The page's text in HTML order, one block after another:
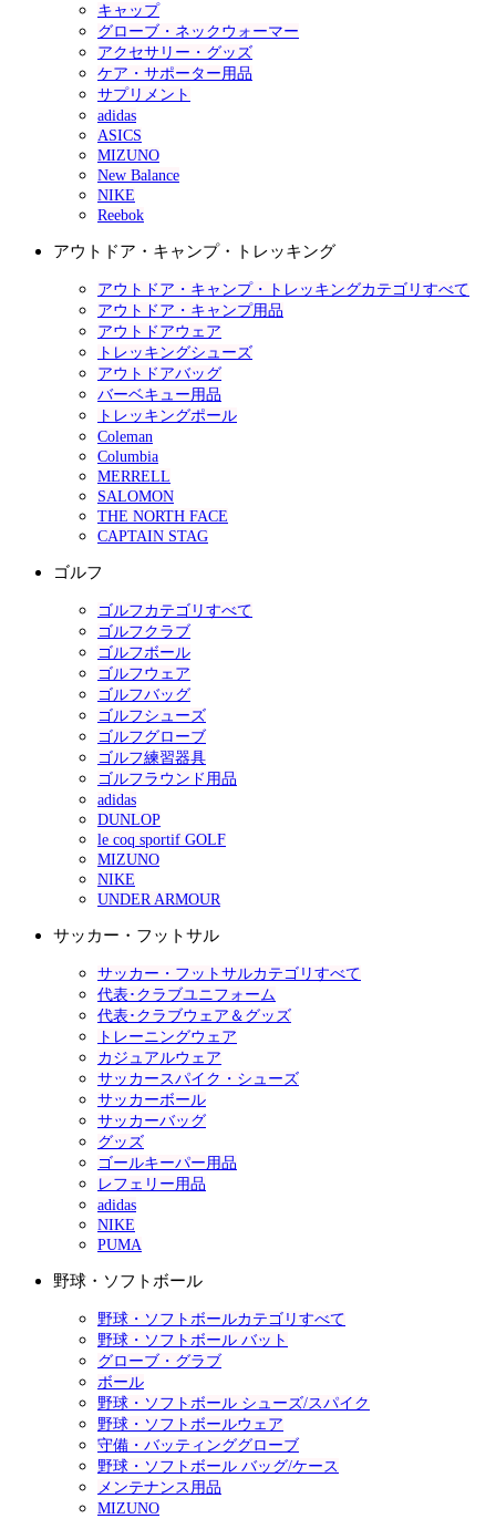
キャップ
グローブ・ネックウォーマー
アクセサリー・グッズ
ケア・サポーター用品
サプリメント
adidas
ASICS
MIZUNO
New Balance
NIKE
Reebok
アウトドア・キャンプ・トレッキング
アウトドア・キャンプ・トレッキングカテゴリすべて
アウトドア・キャンプ用品
アウトドアウェア
トレッキングシューズ
アウトドアバッグ
バーベキュー用品
トレッキングポール
Coleman
Columbia
MERRELL
SALOMON
THE NORTH FACE
CAPTAIN STAG
ゴルフ
ゴルフカテゴリすべて
ゴルフクラブ
ゴルフボール
ゴルフウェア
ゴルフバッグ
ゴルフシューズ
ゴルフグローブ
ゴルフ練習器具
ゴルフラウンド用品
adidas
DUNLOP
le coq sportif GOLF
MIZUNO
NIKE
UNDER ARMOUR
サッカー・フットサル
サッカー・フットサルカテゴリすべて
代表･クラブユニフォーム
代表･クラブウェア＆グッズ
トレーニングウェア
カジュアルウェア
サッカースパイク・シューズ
サッカーボール
サッカーバッグ
グッズ
ゴールキーパー用品
レフェリー用品
adidas
NIKE
PUMA
野球・ソフトボール
野球・ソフトボールカテゴリすべて
野球・ソフトボール バット
グローブ・グラブ
ボール
野球・ソフトボール シューズ/スパイク
野球・ソフトボールウェア
守備・バッティンググローブ
野球・ソフトボール バッグ/ケース
メンテナンス用品
MIZUNO